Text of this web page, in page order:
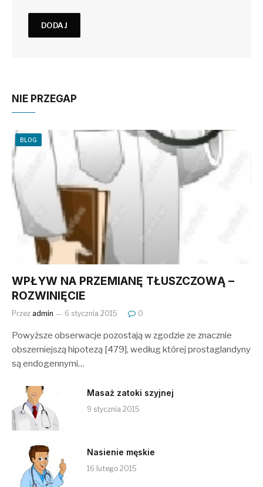
NIE PRZEGAP
BLOG
WPŁYW NA PRZEMIANĘ TŁUSZCZOWĄ –
ROZWINIĘCIE
Przez admin 6 stycznia 2015 0
Powyższe obserwacje pozostają w zgodzie ze znacznie
obszerniejszą hipotezą [479], według której prostaglandyny
są endogennymi…
Masaż zatoki szyjnej
9 stycznia 2015
Nasienie męskie
16 lutego 2015